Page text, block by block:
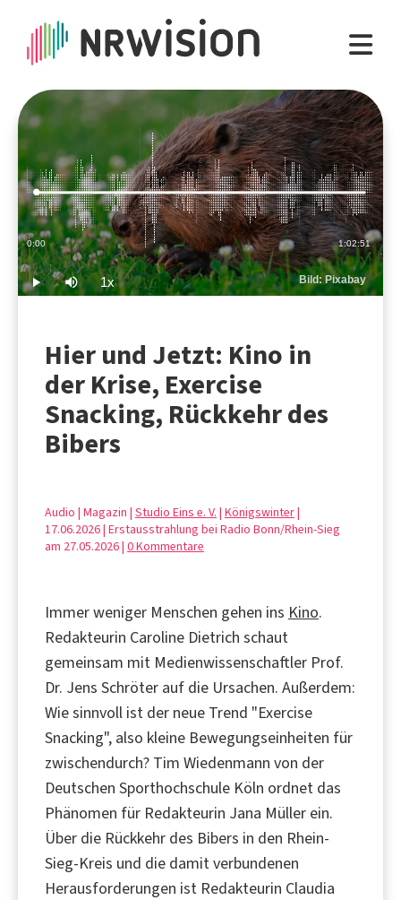
Play Mute 1xPlayback
Rate
Bild: Pixabay
Current
Time
0:00 Duration
1:02:51
Loaded:
0.26%
Hier und Jetzt: Kino in
der Krise, Exercise
Snacking, Rückkehr des
Bibers
Audio | Magazin | Studio Eins e. V. | Königswinter|
17.06.2026 | Erstausstrahlung bei Radio Bonn/Rhein-Sieg
am 27.05.2026 | 0 Kommentare
Immer weniger Menschen gehen ins Kino.
Redakteurin Caroline Dietrich schaut
gemeinsam mit Medienwissenschaftler Prof.
Dr. Jens Schröter auf die Ursachen. Außerdem:
Wie sinnvoll ist der neue Trend "Exercise
Snacking", also kleine Bewegungseinheiten für
zwischendurch? Tim Wiedenmann von der
Deutschen Sporthochschule Köln ordnet das
Phänomen für Redakteurin Jana Müller ein.
Über die Rückkehr des Bibers in den Rhein-
Sieg-Kreis und die damit verbundenen
Herausforderungen ist Redakteurin Claudia